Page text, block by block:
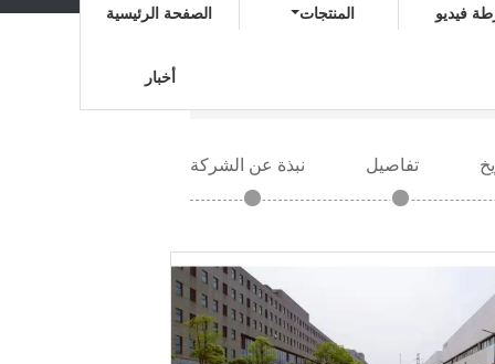
الصفحة الرئيسية المنتجات فيديو
أخبار
نبذة عن الشركة تفاصيل